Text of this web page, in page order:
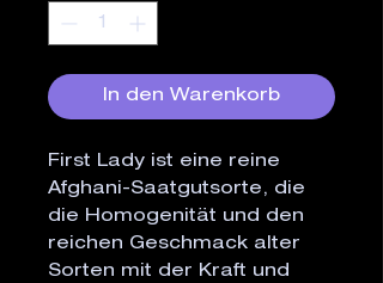
In den Warenkorb
First Lady ist eine reine
Afghani-Saatgutsorte, die
die Homogenität und den
reichen Geschmack alter
Sorten mit der Kraft und